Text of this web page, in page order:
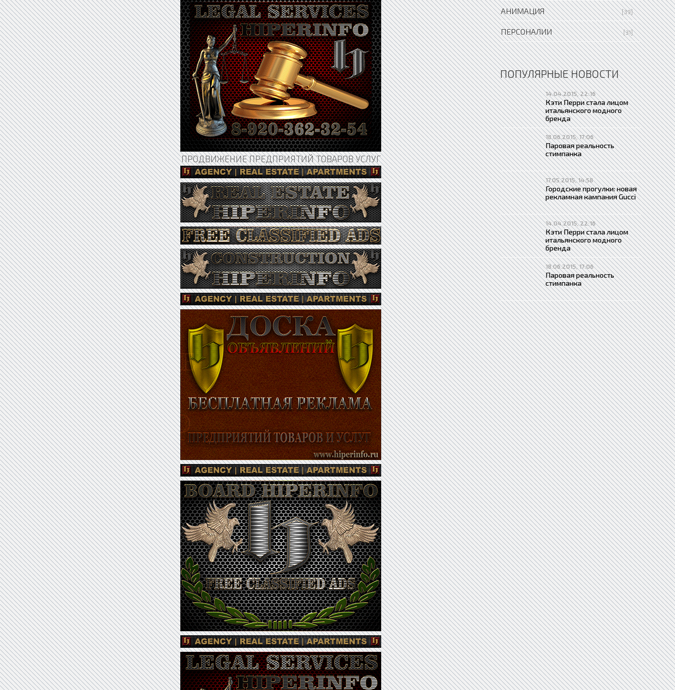
ПРОДВИЖЕНИЕ ПРЕДПРИЯТИЙ ТОВАРОВ УСЛУГ
АНИМАЦИЯ [39]
ПЕРСОНАЛИИ [31]
ПОПУЛЯРНЫЕ НОВОСТИ
14.04.2015, 22:16
Кэти Перри стала лицом
итальянского модного
бренда
18.06.2015, 17:06
Паровая реальность
стимпанка
17.05.2015, 14:58
Городские прогулки: новая
рекламная кампания Gucci
14.04.2015, 22:16
Кэти Перри стала лицом
итальянского модного
бренда
18.06.2015, 17:06
Паровая реальность
стимпанка